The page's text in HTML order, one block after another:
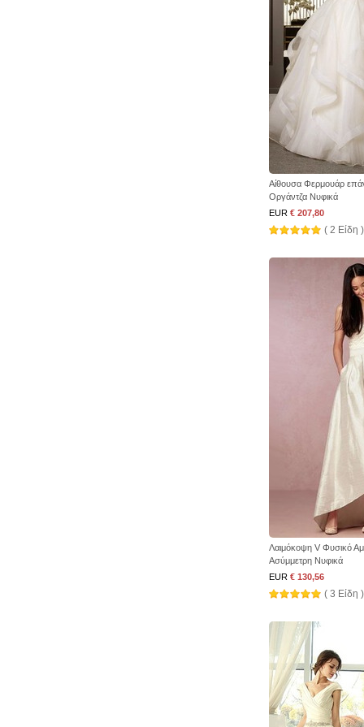
Αίθουσα Φερμουάρ
Οργάντζα Νυφικά
EUR € 207,80
( 2 Είδη )
Λαιμόκοψη V Φυσικό
Ασύμμετρη Νυφικά
EUR € 130,56
( 3 Είδη )